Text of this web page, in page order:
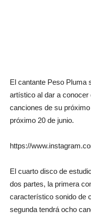
El cantante Peso Pluma
artístico al dar a conocer
canciones de su
próximo 20 de junio.
https://
El cuarto disco de
dos partes, la primera
característico sonido de
segunda tendrá ocho